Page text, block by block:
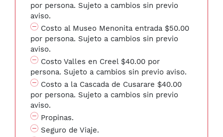
por persona. Sujeto a cambios sin previo
aviso.
Costo al Museo Menonita entrada $50.00
por persona. Sujeto a cambios sin previo
aviso.
Costo Valles en Creel $40.00 por
persona. Sujeto a cambios sin previo aviso.
Costo a la Cascada de Cusarare $40.00
por persona. Sujeto a cambios sin previo
aviso.
Propinas.
Seguro de Viaje.